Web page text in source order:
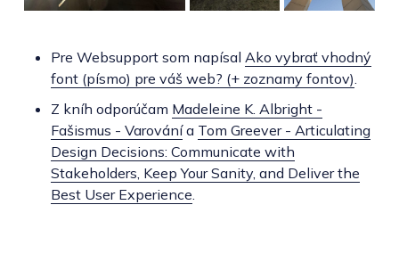
Pre Websupport som napísal Ako vybrať vhodný
font (písmo) pre váš web? (+ zoznamy fontov)
Z kníh odporúčam Madeleine K. Albright -
Fašismus - Varovánía Tom Greever - Articulating
Design Decisions: Communicate with
Stakeholders, Keep Your Sanity, and Deliver the
Best User Experience